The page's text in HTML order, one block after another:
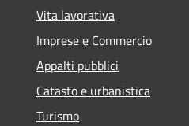
Vita lavorativa
Imprese e Commercio
Appalti pubblici
Catasto e urbanistica
Turismo